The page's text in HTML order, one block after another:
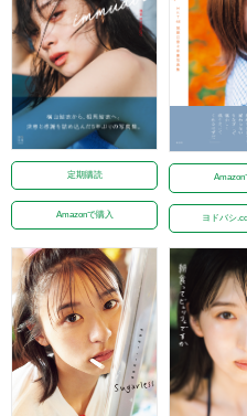
定期購読
Amazonで購入
Amazon
ヨドバシ